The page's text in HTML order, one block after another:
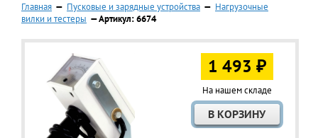
Главная — Пусковые и зарядные устройства — Нагрузочные
вилки и тестеры — Артикул: 6674
1 493 ₽
На нашем складе